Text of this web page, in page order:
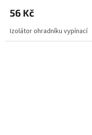
56 Kč
Izolátor ohradníku vypínací